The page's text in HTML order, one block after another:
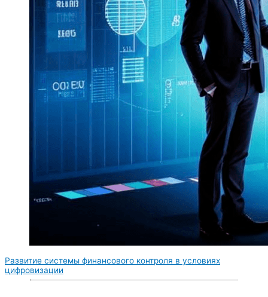
Развитие системы финансового контроля в условиях
цифровизации